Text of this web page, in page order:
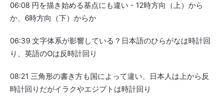
06:08 円を描き始める基点にも違い - 12時方向（上）から
か、6時方向（下）からか
06:39 文字体系が影響している？日本語のひらがなは時計回
り、英語のOは反時計回り
08:21 三角形の書き方も国によって違い、日本人は上から反
時計回りだがイラクやエジプトは時計回り